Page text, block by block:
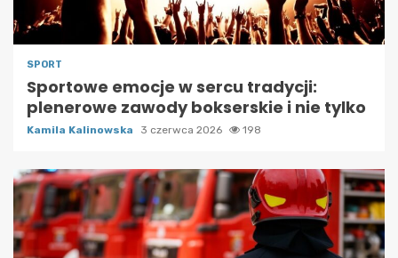
SPORT
Sportowe emocje w sercu tradycji:
plenerowe zawody bokserskie i nie tylko
Kamila Kalinowska 3 czerwca 2026 198